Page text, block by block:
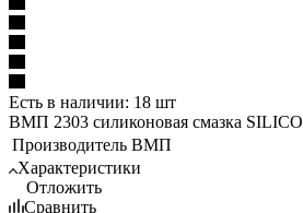
Есть в наличии: 18 шт
ВМП 2303 силиконовая смазка
Производитель ВМП
Характеристики
Отложить
Сравнить